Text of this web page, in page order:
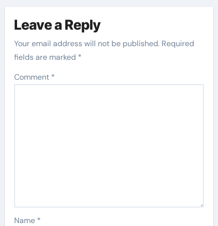
Leave a Reply
Your email address will not be published. Required
fields are marked *
Comment *
Name *